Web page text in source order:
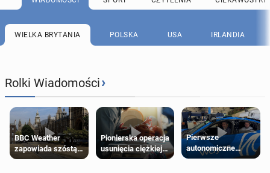
WIELKA BRYTANIA POLSKA USA IRLANDIA
Rolki Wiadomości›
BBC Weather
zapowiada szóstą
falę upałów w
Pionierska operacja
usunięcia ciężkiej
wady wrodzonej
Pierwsze
autonomiczne
Ubery pojawią się